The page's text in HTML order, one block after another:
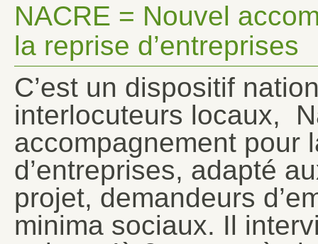
NACRE = Nouvel
la reprise d’entreprises
C’est un dispositif
interlocuteurs locaux,
accompagnement pour
d’entreprises, adapté
projet, demandeurs
minima sociaux. Il